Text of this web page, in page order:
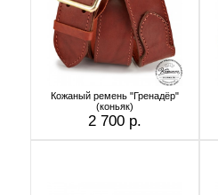
Кожаный ремень "Гренадёр"
(коньяк)
2 700 р.